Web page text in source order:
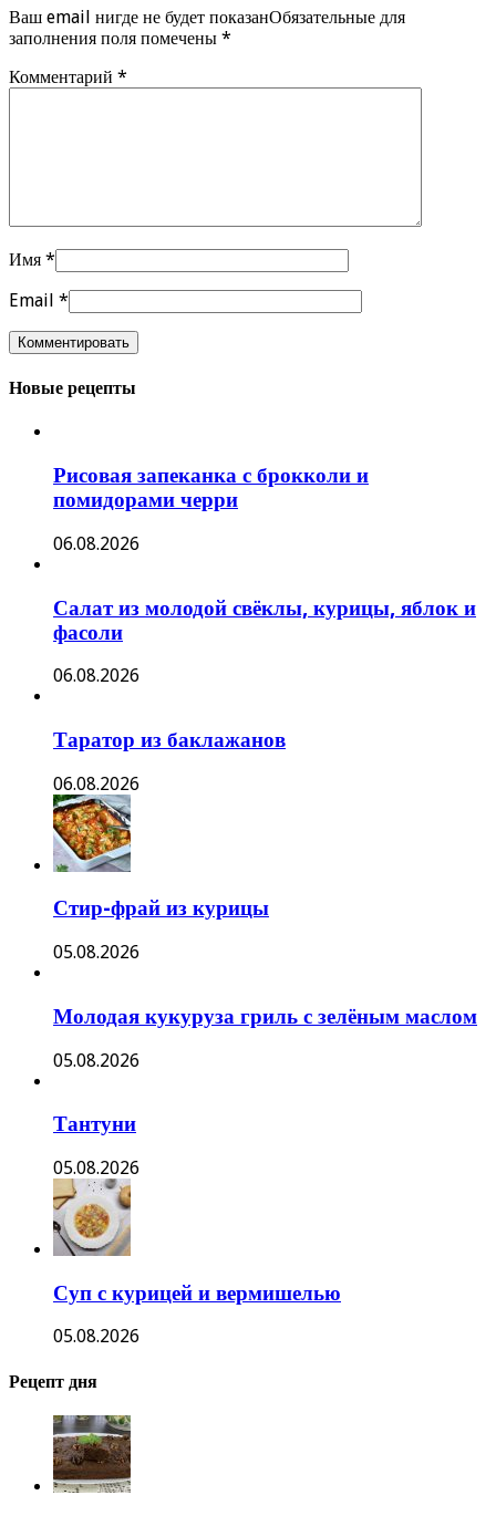
Ваш email нигде не будет показанОбязательные для
заполнения поля помечены *
Комментарий *
Имя *
Email *
Новые рецепты
Рисовая запеканка с брокколи и
помидорами черри
06.08.2026
Салат из молодой свёклы, курицы, яблок и
фасоли
06.08.2026
Таратор из баклажанов
06.08.2026
Стир-фрай из курицы
05.08.2026
Молодая кукуруза гриль с зелёным маслом
05.08.2026
Тантуни
05.08.2026
Суп с курицей и вермишелью
05.08.2026
Рецепт дня